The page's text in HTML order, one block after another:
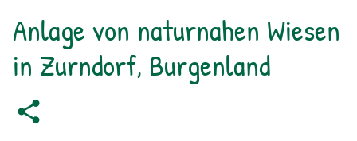
Anlage von naturnahen Wiesen
in Zurndorf, Burgenland